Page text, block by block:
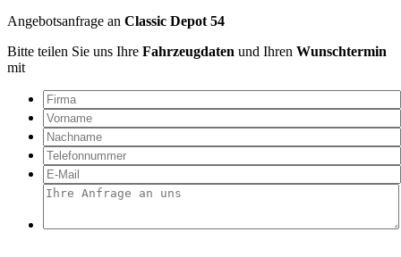
Angebotsanfrage an Classic Depot 54
Bitte teilen Sie uns Ihre Fahrzeugdaten und Ihren Wunschtermin
mit